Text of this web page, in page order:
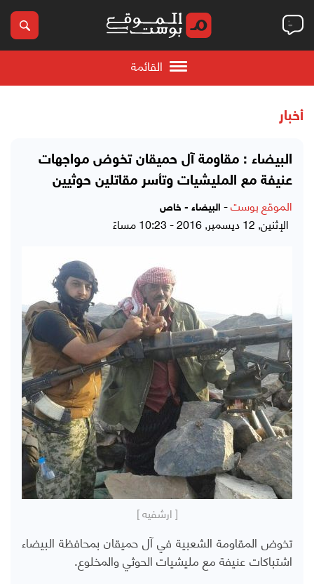
القائمة
أخبار
البيضاء : مقاومة آل حميقان تخوض مواجهات
عنيفة مع المليشيات وتأسر مقاتلين حوثيين
الموقع بوست- البيضاء - خاص
الإثنين, 12 ديسمبر, 2016 - 10:23 مساءً
[ ارشفيه ]
تخوض المقاومة الشعبية في آل حميقان بمحافظة البيضاء
اشتباكات عنيفة مع مليشيات الحوثي والمخلوع.